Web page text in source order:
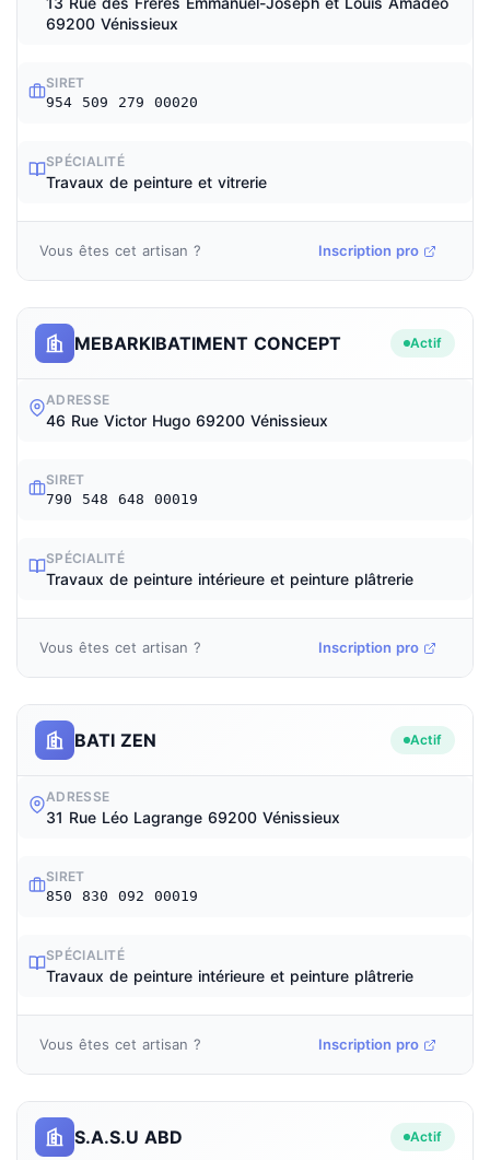
69200 Vénissieux
SIRET
954 509 279 00020
SPÉCIALITÉ
Travaux de peinture et vitrerie
Vous êtes cet artisan ? Inscription pro
MEBARKIBATIMENT CONCEPT Actif
ADRESSE
46 Rue Victor Hugo 69200 Vénissieux
SIRET
790 548 648 00019
SPÉCIALITÉ
Travaux de peinture intérieure et peinture plâtrerie
Vous êtes cet artisan ? Inscription pro
BATI ZEN Actif
ADRESSE
31 Rue Léo Lagrange 69200 Vénissieux
SIRET
850 830 092 00019
SPÉCIALITÉ
Travaux de peinture intérieure et peinture plâtrerie
Vous êtes cet artisan ? Inscription pro
S.A.S.U ABD Actif